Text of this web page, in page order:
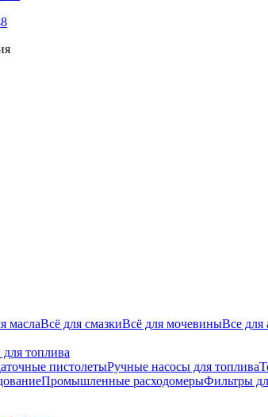
маслаВсё для смазкиВсё для мочевиныВсе для
топлива
пистолетыРучные насосы для топлива
Промышленные расходомерыФильтры